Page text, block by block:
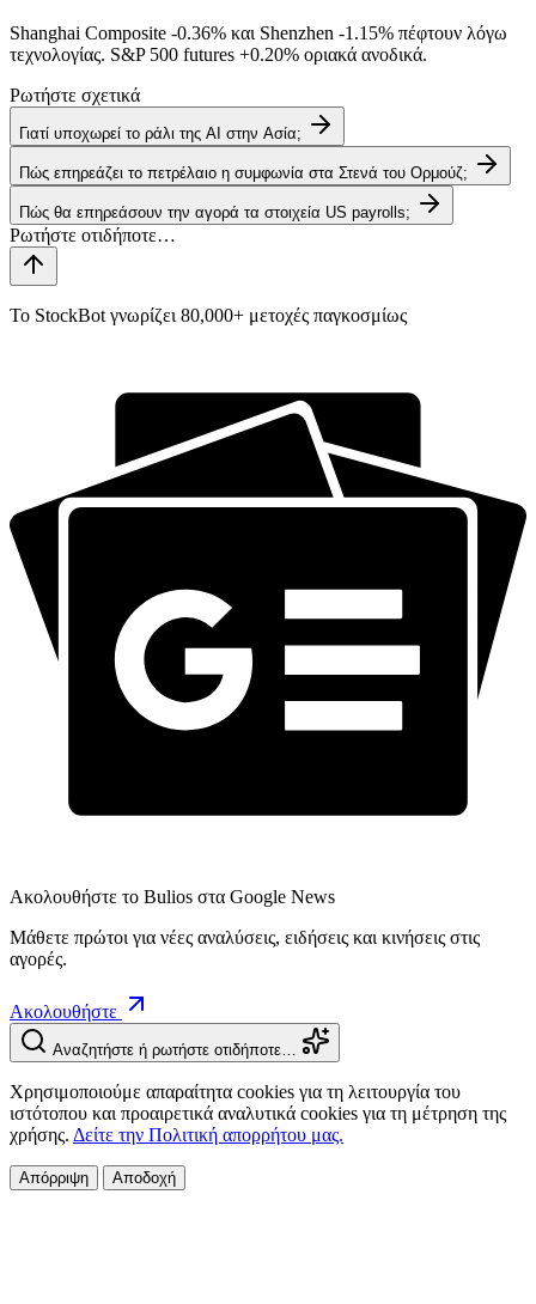
Shanghai Composite -0.36% και Shenzhen -1.15% πέφτουν λόγω
τεχνολογίας. S&P 500 futures +0.20% οριακά ανοδικά.
Ρωτήστε σχετικά
Γιατί υποχωρεί το ράλι της AI στην Ασία;
Πώς επηρεάζει το πετρέλαιο η συμφωνία στα Στενά του Ορμούζ;
Πώς θα επηρεάσουν την αγορά τα στοιχεία US payrolls;
Το StockBot γνωρίζει 80,000+ μετοχές παγκοσμίως
Ακολουθήστε το Bulios στα Google News
Μάθετε πρώτοι για νέες αναλύσεις, ειδήσεις και κινήσεις στις
αγορές.
Ακολουθήστε
Αναζητήστε ή ρωτήστε οτιδήποτε…
Χρησιμοποιούμε απαραίτητα cookies για τη λειτουργία του
ιστότοπου και προαιρετικά αναλυτικά cookies για τη μέτρηση της
χρήσης. Δείτε την Πολιτική απορρήτου μας.
Απόρριψη Αποδοχή